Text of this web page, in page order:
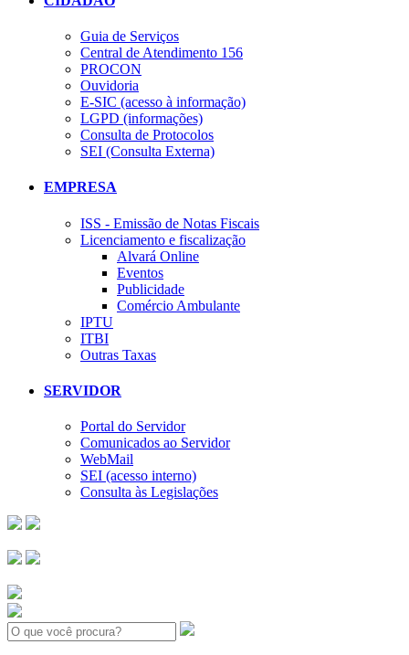
Guia de Serviços
Central de Atendimento 156
PROCON
Ouvidoria
E-SIC (acesso à informação)
LGPD (informações)
Consulta de Protocolos
SEI (Consulta Externa)
EMPRESA
ISS - Emissão de Notas Fiscais
Licenciamento e fiscalização
Alvará Online
Eventos
Publicidade
Comércio Ambulante
IPTU
ITBI
Outras Taxas
SERVIDOR
Portal do Servidor
Comunicados ao Servidor
WebMail
SEI (acesso interno)
Consulta às Legislações
Search: